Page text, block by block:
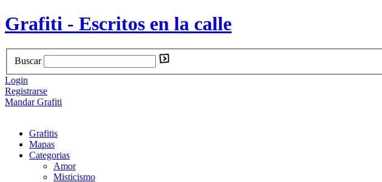
Grafiti - Escritos en la calle
Buscar
Login
Registrarse
Mandar Grafiti
Grafitis
Mapas
Categorias
Amor
Misticismo